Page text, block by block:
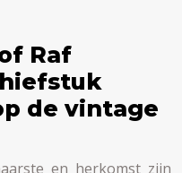
Raf
de vintage
en herkomst zijn